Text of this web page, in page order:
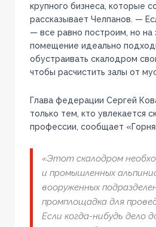
крупного бизнеса, которые
рассказывает Челпанов. —
— все равно построим, но
помещение идеально
обустраивать скалодром
чтобы расчистить залы от
Глава федерации Сергей
только тем, кто увлекается
профессии, сообщает
«Этот скалодром
и промышленных
вооруженных
промплощадка для
Если когда-нибудь дело